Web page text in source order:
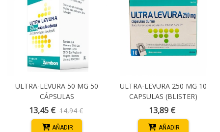
ULTRA-LEVURA 50 MG 50
CÁPSULAS
13,45 € 14,94 €
AÑADIR
ULTRA-LEVURA 250 MG 10
CAPSULAS (BLISTER)
13,89 €
AÑADIR